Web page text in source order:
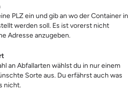
PLZ ein und gib an wo der Container in
werden soll. Es ist vorerst nicht
Adresse anzugeben.
an Abfallarten wählst du in nur einem
Sorte aus. Du erfährst auch was
nicht.